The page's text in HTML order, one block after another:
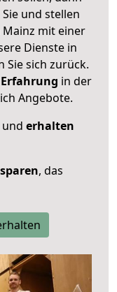
und stellen
Mainz mit einer
Dienste in
Sie sich zurück.
in der
Angebote.
und erhalten
, das